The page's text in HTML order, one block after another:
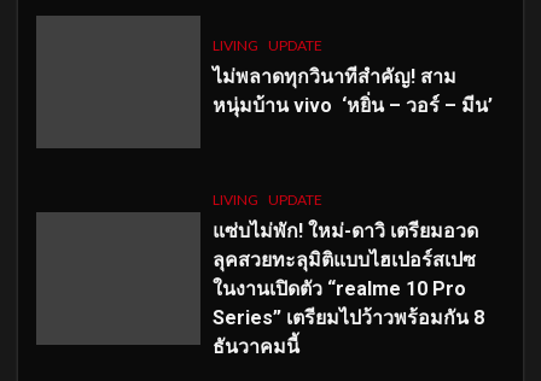
LIVING UPDATE
ไม่พลาดทุกวินาทีสำคัญ! สาม
หนุ่มบ้าน vivo ‘หยิ่น – วอร์ – มีน’
LIVING UPDATE
แซ่บไม่พัก! ใหม่-ดาวิ เตรียมอวด
ลุคสวยทะลุมิติแบบไฮเปอร์สเปซ
ในงานเปิดตัว “realme 10 Pro
Series” เตรียมไปว้าวพร้อมกัน 8
ธันวาคมนี้